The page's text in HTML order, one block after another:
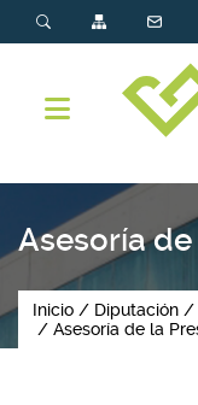
Asesoría
Inicio Diputación
Asesoría de la